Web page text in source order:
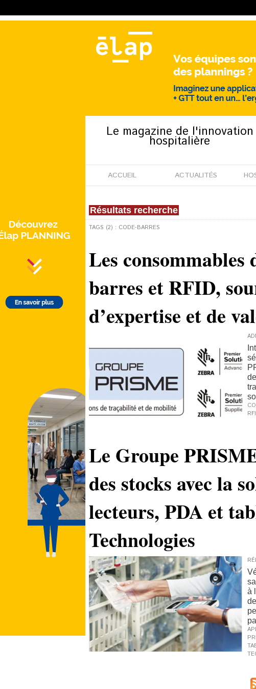
Le magazine de l'innovation
hospitalière
ACCUEIL ACTUALITÉS
Résultats recherche
TAGS (2) : CODE-BARRES
Les consommables
barres et RFID,
d’expertise et de
Le Groupe
des stocks avec la
lecteurs, PDA et
Technologies
à